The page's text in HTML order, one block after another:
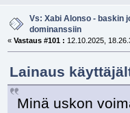
Vs: Xabi Alonso - baskin
dominanssiin
« Vastaus #101 : 12.10.2025,
Lainaus
Minä uskon